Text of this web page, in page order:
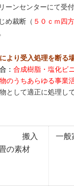
ーンセンターにて受
め裁断（ ５０ｃｍ四
より受入処理を断る
： 合成樹脂・塩化ビ
のうちあらゆる事業
として適正に処理し
素材
一般